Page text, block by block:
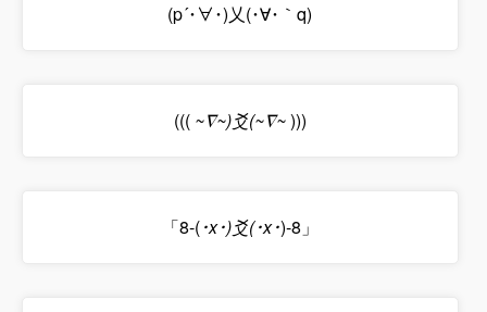
(p´･∀･)乂(･∀･｀q)
((( ~∇~)爻(~∇~)))
「8-(･x･)爻(･x･)-8」